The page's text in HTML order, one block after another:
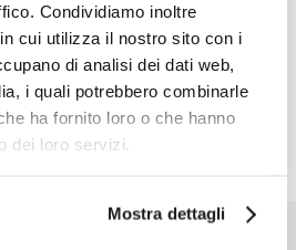
Condividiamo inoltre
cui utilizza il nostro sito con i
di analisi dei dati web,
i quali potrebbero combinarle
ha fornito loro o che hanno
dei loro servizi.
Mostra dettagli
SWATCH
Power Tracking
Ref. YVB416
265,00 €